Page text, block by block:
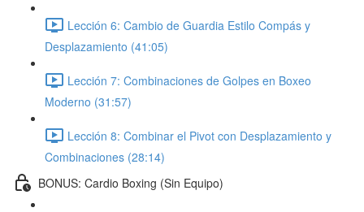
Lección 6: Cambio de Guardia Estilo Compás y
Desplazamiento (41:05)
Lección 7: Combinaciones de Golpes en Boxeo
Moderno (31:57)
Lección 8: Combinar el Pivot con Desplazamiento y
Combinaciones (28:14)
BONUS: Cardio Boxing (Sin Equipo)